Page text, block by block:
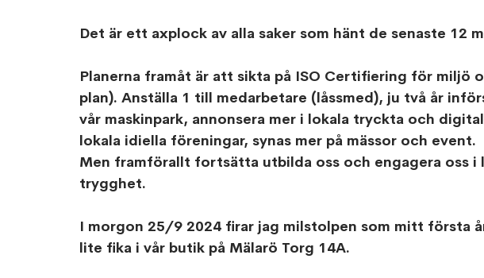
Det är ett axplock av alla saker som hänt de senaste 12
Planerna framåt är att sikta på ISO Certifiering för miljö
plan). Anställa 1 till medarbetare (låssmed), ju två år
vår maskinpark, annonsera mer i lokala tryckta och
lokala idiella föreningar, synas mer på mässor och event.
Men framförallt fortsätta utbilda oss och engagera oss i
trygghet.
I morgon 25/9 2024 firar jag milstolpen som mitt första
lite fika i vår butik på Mälarö Torg 14A.